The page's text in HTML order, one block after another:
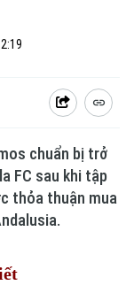
chuẩn bị trở
FC sau khi tập
thỏa thuận mua